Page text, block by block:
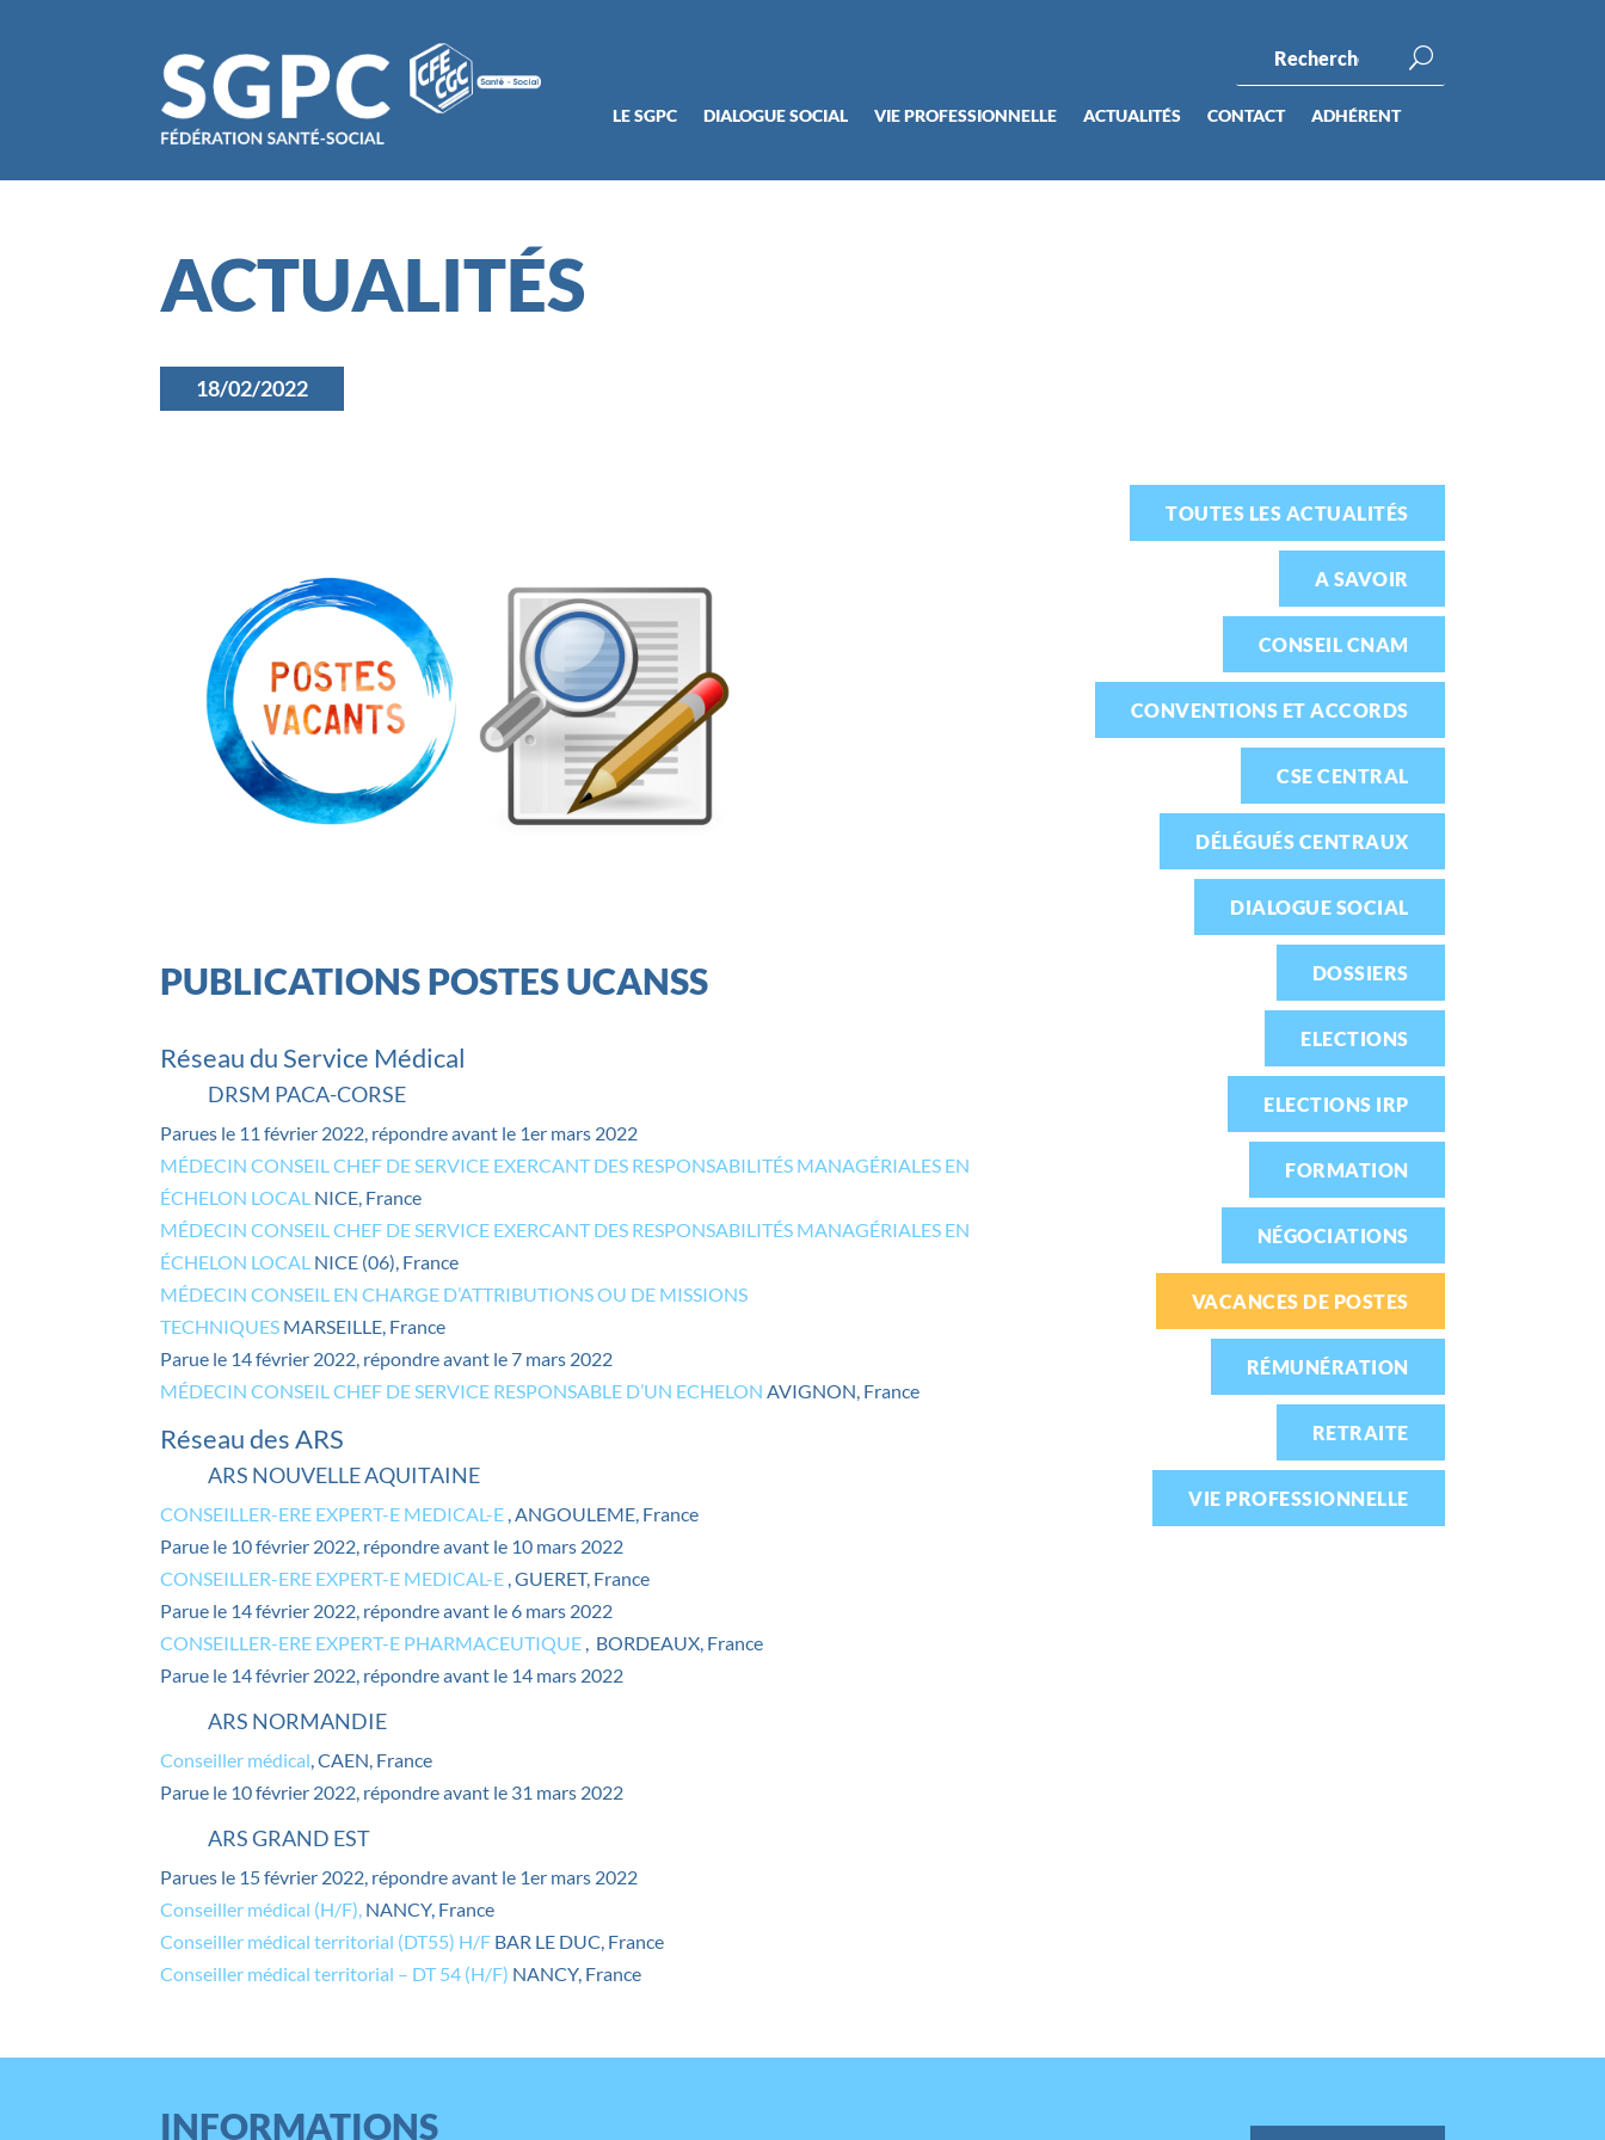
LE SGPC DIALOGUE SOCIAL VIE PROFESSIONNELLE ACTUALITÉS CONTACT ADHÉRENT
ACTUALITÉS
18/02/2022
PUBLICATIONS POSTES UCANSS
Réseau du Service Médical
DRSM PACA-CORSE
Parues le 11 février 2022, répondre avant le 1er mars 2022
MÉDECIN CONSEIL CHEF DE SERVICE EXERCANT DES RESPONSABILITÉS MANAGÉRIALES EN
ÉCHELON LOCAL NICE, France
MÉDECIN CONSEIL CHEF DE SERVICE EXERCANT DES RESPONSABILITÉS MANAGÉRIALES EN
ÉCHELON LOCAL NICE (06), France
MÉDECIN CONSEIL EN CHARGE D’ATTRIBUTIONS OU DE MISSIONS
TECHNIQUES MARSEILLE, France
Parue le 14 février 2022, répondre avant le 7 mars 2022
MÉDECIN CONSEIL CHEF DE SERVICE RESPONSABLE D’UN ECHELON AVIGNON, France
Réseau des ARS
ARS NOUVELLE AQUITAINE
CONSEILLER-ERE EXPERT-E MEDICAL-E , ANGOULEME, France
Parue le 10 février 2022, répondre avant le 10 mars 2022
CONSEILLER-ERE EXPERT-E MEDICAL-E , GUERET, France
Parue le 14 février 2022, répondre avant le 6 mars 2022
CONSEILLER-ERE EXPERT-E PHARMACEUTIQUE , BORDEAUX, France
Parue le 14 février 2022, répondre avant le 14 mars 2022
ARS NORMANDIE
Conseiller médical, CAEN, France
Parue le 10 février 2022, répondre avant le 31 mars 2022
ARS GRAND EST
Parues le 15 février 2022, répondre avant le 1er mars 2022
Conseiller médical (H/F), NANCY, France
Conseiller médical territorial (DT55) H/F BAR LE DUC, France
Conseiller médical territorial – DT 54 (H/F) NANCY, France
TOUTES LES ACTUALITÉS
A SAVOIR
CONSEIL CNAM
CONVENTIONS ET ACCORDS
CSE CENTRAL
DÉLÉGUÉS CENTRAUX
DIALOGUE SOCIAL
DOSSIERS
ELECTIONS
ELECTIONS IRP
FORMATION
NÉGOCIATIONS
VACANCES DE POSTES
RÉMUNÉRATION
RETRAITE
VIE PROFESSIONNELLE
INFORMATIONS